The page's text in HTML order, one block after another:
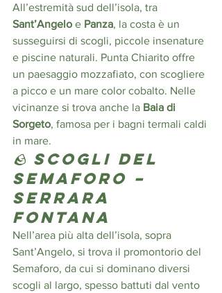
All’estremità sud dell’isola, tra
Sant’Angelo e Panza, la costa è un
susseguirsi di scogli, piccole insenature
e piscine naturali. Punta Chiarito offre
un paesaggio mozzafiato, con scogliere
a picco e un mare color cobalto. Nelle
vicinanze si trova anche la Baia di
Sorgeto, famosa per i bagni termali caldi
in mare.
🪨 Scogli del
Semaforo –
Serrara
Fontana
Nell’area più alta dell’isola, sopra
Sant’Angelo, si trova il promontorio del
Semaforo, da cui si dominano diversi
scogli al largo, spesso battuti dal vento